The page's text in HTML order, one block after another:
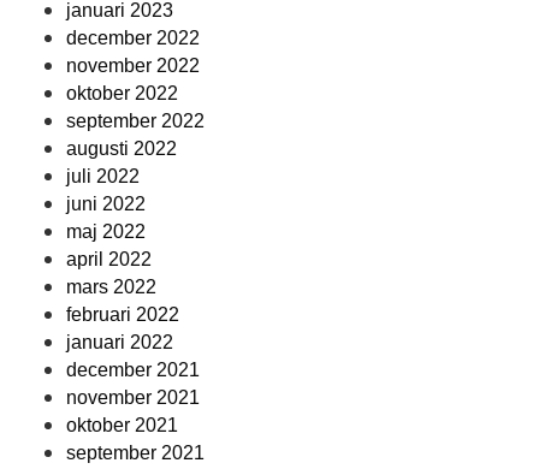
januari 2023
december 2022
november 2022
oktober 2022
september 2022
augusti 2022
juli 2022
juni 2022
maj 2022
april 2022
mars 2022
februari 2022
januari 2022
december 2021
november 2021
oktober 2021
september 2021